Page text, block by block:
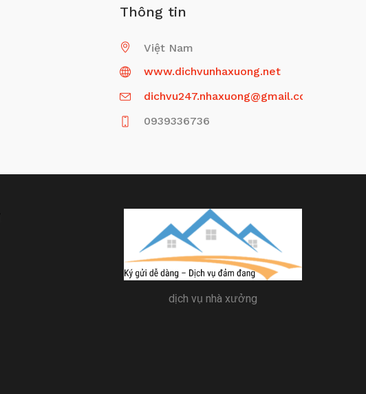
Thông tin
Việt Nam
www.dichvunhaxuong.net
dichvu247.nhaxuong@gmail.com
0939336736
dịch vụ nhà xưởng